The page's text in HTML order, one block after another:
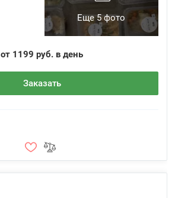
Еще 5 фото
от 1199 руб. в день
Заказать